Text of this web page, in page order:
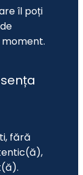
îl poți
fără